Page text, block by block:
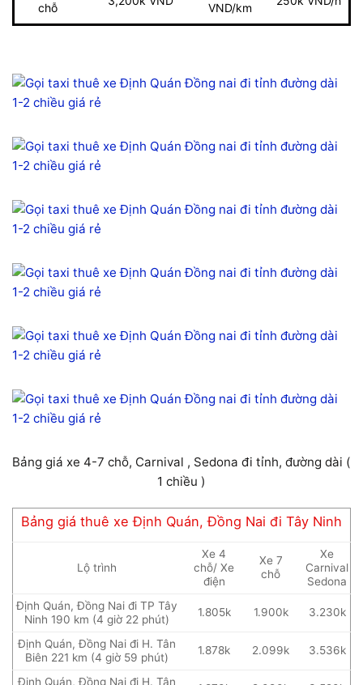
chỗ
VND/km
Bảng giá xe 4-7 chỗ, Carnival , Sedona đi tỉnh, đường dài (
1 chiều )
Bảng giá thuê xe Định Quán, Đồng Nai đi Tây Ninh
Lộ trình
Xe 4
chỗ/ Xe
điện
Xe 7
chỗ
Xe
Carnival
Sedona
Định Quán, Đồng Nai đi TP Tây
Ninh 190 km (4 giờ 22 phút)
1.805k 1.900k 3.230k
Định Quán, Đồng Nai đi H. Tân
Biên 221 km (4 giờ 59 phút)
1.878k 2.099k 3.536k
Định Quán, Đồng Nai đi H. Tân